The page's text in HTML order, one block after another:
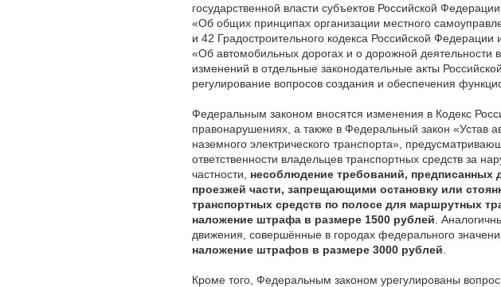
государственной власти субъектов Российской
«Об общих принципах организации местного
и 42 Градостроительного кодекса Российской
«Об автомобильных дорогах и о дорожной деятельности
изменений в отдельные законодательные акты
регулирование вопросов создания и обеспечения
Федеральным законом вносятся изменения в Кодекс
правонарушениях, а также в Федеральный закон «Устав
наземного электрического транспорта»,
ответственности владельцев транспортных средств за
частности, несоблюдение требований, предписанных
проезжей части, запрещающими остановку или
транспортных средств по полосе для маршрутных
наложение штрафа в размере 1500 рублей .
движения, совершённые в городах федерального
наложение штрафов в размере 3000 рублей
Кроме того, Федеральным законом урегулированы